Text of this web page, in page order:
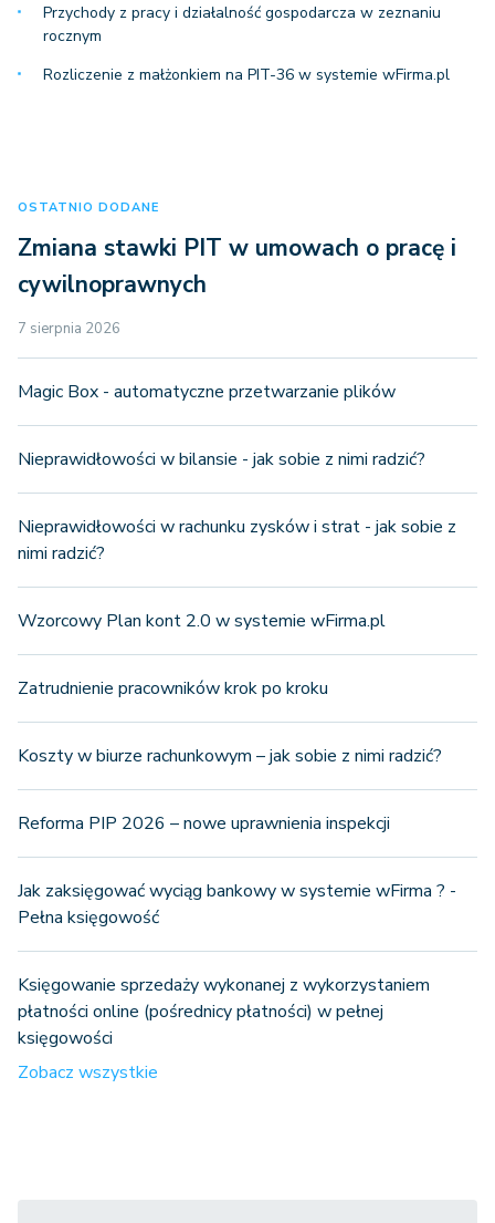
Przychody z pracy i działalność gospodarcza w zeznaniu
rocznym
Rozliczenie z małżonkiem na PIT-36 w systemie wFirma.pl
OSTATNIO DODANE
Zmiana stawki PIT w umowach o pracę i
cywilnoprawnych
7 sierpnia 2026
Magic Box - automatyczne przetwarzanie plików
Nieprawidłowości w bilansie - jak sobie z nimi radzić?
Nieprawidłowości w rachunku zysków i strat - jak sobie z
nimi radzić?
Wzorcowy Plan kont 2.0 w systemie wFirma.pl
Zatrudnienie pracowników krok po kroku
Koszty w biurze rachunkowym – jak sobie z nimi radzić?
Reforma PIP 2026 – nowe uprawnienia inspekcji
Jak zaksięgować wyciąg bankowy w systemie wFirma ? -
Pełna księgowość
Księgowanie sprzedaży wykonanej z wykorzystaniem
płatności online (pośrednicy płatności) w pełnej
księgowości
Zobacz wszystkie